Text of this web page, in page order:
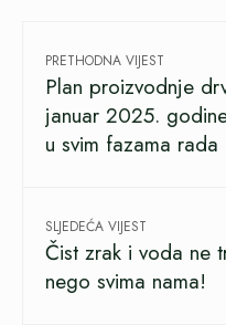
PRETHODNA VIJEST
Plan proizvodnje
januar 2025.
u svim fazama rada
SLJEDEĆA VIJEST
Čist zrak i voda ne
nego svima nama!